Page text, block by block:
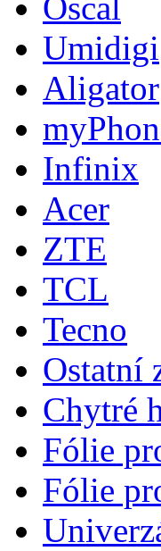
Umidigi
Aligator
Infinix
Acer
ZTE
TCL
Tecno
Ostatní
Chytré
Fólie
Fólie